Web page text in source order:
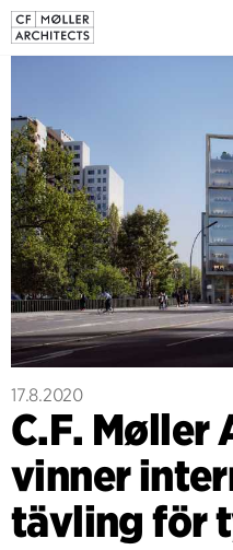
17.8.2020
C.F.
vinner
tävling för